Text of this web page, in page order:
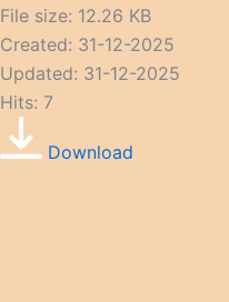
File size: 12.26 KB
Created: 31-12-2025
Updated: 31-12-2025
Hits: 7
Download